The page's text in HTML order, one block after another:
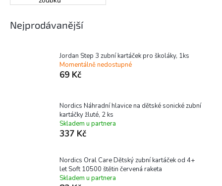
Nejprodávanější
Jordan Step 3 zubní kartáček pro školáky, 1ks
Momentálně nedostupné
69 Kč
Nordics Náhradní hlavice na dětské sonické zubní
kartáčky žluté, 2 ks
Skladem u partnera
337 Kč
Nordics Oral Care Dětský zubní kartáček od 4+
let Soft 10500 štětin červená raketa
Skladem u partnera